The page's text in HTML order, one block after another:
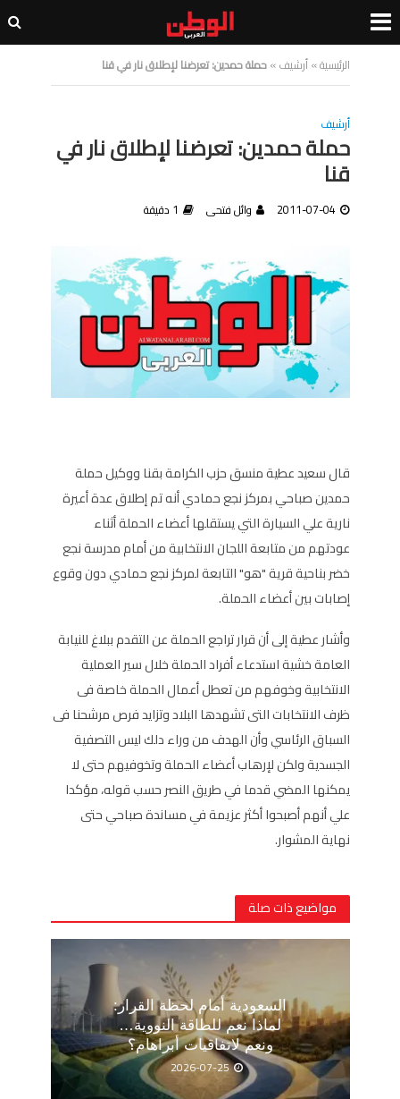
الرئيسية»أرشيف»حملة حمدين: تعرضنا لإطلاق نار في قنا
أرشيف
حملة حمدين: تعرضنا لإطلاق نار في
قنا
2011-07-04 وائل فتحى 1 دقيقة
قال سعيد عطية منسق حزب الكرامة بقنا ووكيل حملة
حمدين صباحي بمركز نجع حمادي أنه تم إطلاق عدة أعيرة
نارية علي السيارة التي يستقلها أعضاء الحملة أثناء
عودتهم من متابعة اللجان الانتخابية من أمام مدرسة نجع
خضر بناحية قرية "هو" التابعة لمركز نجع حمادي دون وقوع
إصابات بين أعضاء الحملة.
وأشار عطية إلى أن قرار تراجع الحملة عن التقدم ببلاغ للنيابة
العامة خشية استدعاء أفراد الحملة خلال سير العملية
الانتخابية وخوفهم من تعطل أعمال الحملة خاصة فى
ظرف الانتخابات التى تشهدها البلاد وتزايد فرص مرشحنا فى
السباق الرئاسي وأن الهدف من وراء دلك ليس التصفية
الجسدية ولكن لإرهاب أعضاء الحملة وتخوفيهم حتى لا
يمكنها المضي قدما في طريق النصر حسب قوله، مؤكدا
علي أنهم أصبحوا أكثر عزيمة في مساندة صباحي حتى
نهاية المشوار.
مواضيع ذات صلة
السعودية أمام لحظة القرار:
لماذا نعم للطاقة النووية…
ونعم لاتفاقيات أبراهام؟
2026-07-25